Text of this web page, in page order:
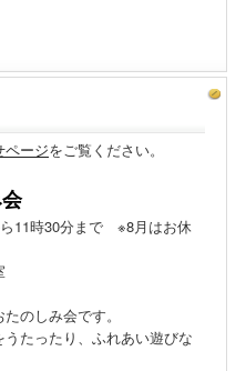
ページをご覧ください。
11時30分まで ※8月はお休
のしみ会です。
たったり、ふれあい遊びな